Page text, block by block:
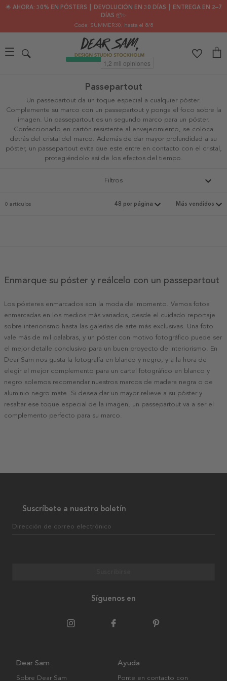
🌟 AHORA: 30% EN PÓSTERS ┃ DEVOLUCIÓN EN 30 DÍAS ┃ ENTREGA EN 2–7
DÍAS 📦✨
Code: SUMMER30, hasta el 8/8
Passepartout
Un passepartout da un toque especial a cualquier póster.
Complemente su marco con un passepartout y ponga el foco sobre la
imagen. Un passepartout es un segundo marco para un póster.
Confeccionado en cartón resistente al envejecimiento, se coloca
detrás del cristal del marco. Además de dar mayor profundidad a su
póster, un passepartout evita que este entre en contacto con el cristal,
protegiéndolo así de los efectos del tiempo.
Filtros
0 artículos
Enmarque su póster y reálcelo con un passepartout
Los pósteres enmarcados son la moda del momento. Vemos fotos
enmarcadas en los medios más variados, desde el cuidado reportaje
sobre interiorismo hasta las galerías de arte más exclusivas. Una foto
vale más de mil palabras, y un póster con motivo fotográfico puede ser
el mejor detalle conclusivo para un buen proyecto de interiorismo. En
Dear Sam nos gusta la fotografía en blanco y negro, y a la hora de
elegir el mejor complemento para un cartel fotográfico en blanco y
negro solemos recomendar nuestros marcos de madera negra o de
aluminio negro mate. Si desea dar un mayor relieve a su póster y
resaltar ese toque especial de la imagen, un passepartout va a ser el
complemento perfecto para su marco.
Suscríbete a nuestro boletín
Dirección de correo electrónico
Síguenos en
Dear Sam
Sobre Dear Sam
Ayuda
Ponte en contacto con